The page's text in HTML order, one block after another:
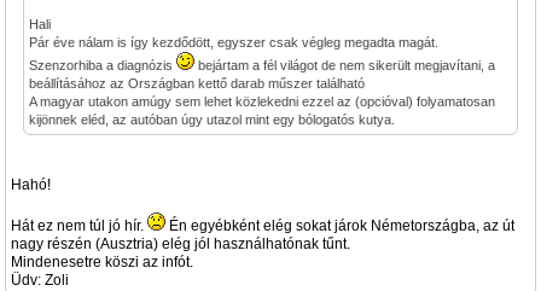
Hali
Pár éve nálam is így kezdődött, egyszer csak végleg megadta magát.
Szenzorhiba a diagnózis
bejártam a fél világot de nem sikerült megjavítani, a
beállításához az Országban kettő darab műszer található
A magyar utakon amúgy sem lehet közlekedni ezzel az (opcióval) folyamatosan
kijönnek eléd, az autóban úgy utazol mint egy bólogatós kutya.
Hahó!
Hát ez nem túl jó hír.
Én egyébként elég sokat járok Németországba, az út
nagy részén (Ausztria) elég jól használhatónak tűnt.
Mindenesetre köszi az infót.
Üdv: Zoli